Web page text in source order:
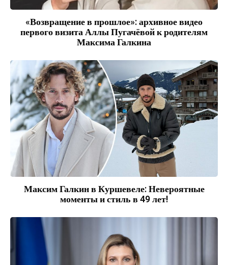
«Возвращение в прошлое»: архивное видео
первого визита Аллы Пугачёвой к родителям
Максима Галкина
Максим Галкин в Куршевеле: Невероятные
моменты и стиль в 49 лет!